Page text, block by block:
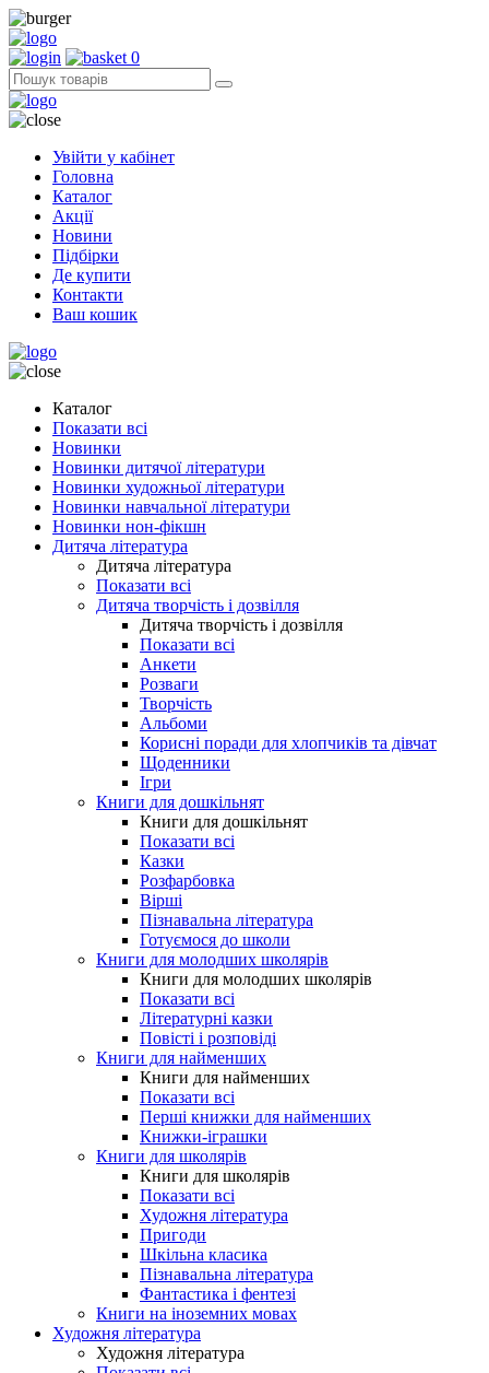
0
Увійти у кабінет
Головна
Каталог
Акції
Новини
Підбірки
Де купити
Контакти
Ваш кошик
Каталог
Показати всі
Новинки
Новинки дитячої літератури
Новинки художньої літератури
Новинки навчальної літератури
Новинки нон-фікшн
Дитяча література
Дитяча література
Показати всі
Дитяча творчість і дозвілля
Дитяча творчість і дозвілля
Показати всі
Анкети
Розваги
Творчість
Альбоми
Корисні поради для хлопчиків та дівчат
Щоденники
Ігри
Книги для дошкільнят
Книги для дошкільнят
Показати всі
Казки
Розфарбовка
Вірші
Пізнавальна література
Готуємося до школи
Книги для молодших школярів
Книги для молодших школярів
Показати всі
Літературні казки
Повісті і розповіді
Книги для найменших
Книги для найменших
Показати всі
Перші книжки для найменших
Книжки-іграшки
Книги для школярів
Книги для школярів
Показати всі
Художня література
Пригоди
Шкільна класика
Пізнавальна література
Фантастика і фентезі
Книги на іноземних мовах
Художня література
Художня література